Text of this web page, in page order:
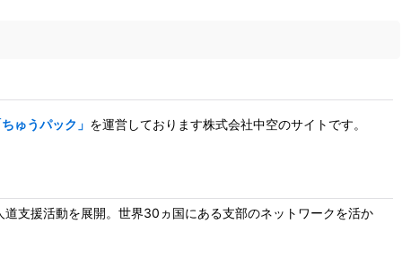
ちゅうパック」 を運営しております株式会社中空のサイトです。
支援活動を展開。世界30ヵ国にある支部のネットワークを活か